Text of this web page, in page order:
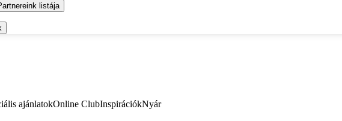
listája
ajánlatokOnline ClubInspirációkNyár